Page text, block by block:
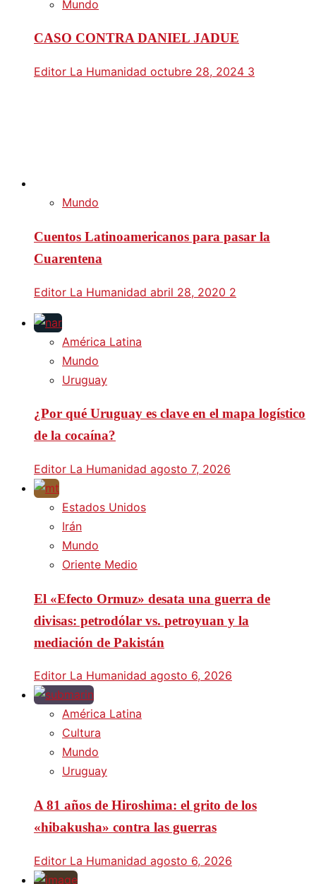
Mundo
CASO CONTRA DANIEL JADUE
Editor La Humanidad octubre 28, 2024 3
Mundo
Cuentos Latinoamericanos para pasar la
Cuarentena
Editor La Humanidad abril 28, 2020 2
América Latina
Mundo
Uruguay
¿Por qué Uruguay es clave en el mapa logístico
de la cocaína?
Editor La Humanidad agosto 7, 2026
Estados Unidos
Irán
Mundo
Oriente Medio
El «Efecto Ormuz» desata una guerra de
divisas: petrodólar vs. petroyuan y la
mediación de Pakistán
Editor La Humanidad agosto 6, 2026
América Latina
Cultura
Mundo
Uruguay
A 81 años de Hiroshima: el grito de los
«hibakusha» contra las guerras
Editor La Humanidad agosto 6, 2026